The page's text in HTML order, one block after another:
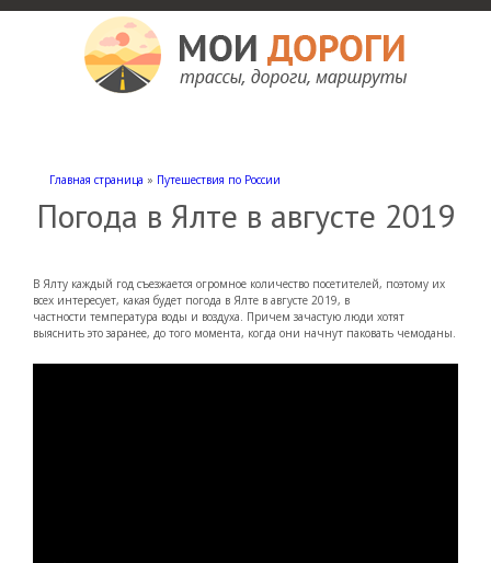
Главная страница » Путешествия по России
Погода в Ялте в августе 2019
В Ялту каждый год съезжается огромное количество посетителей, поэтому их
всех интересует, какая будет погода в Ялте в августе 2019, в
частности температура воды и воздуха. Причем зачастую люди хотят
выяснить это заранее, до того момента, когда они начнут паковать чемоданы.